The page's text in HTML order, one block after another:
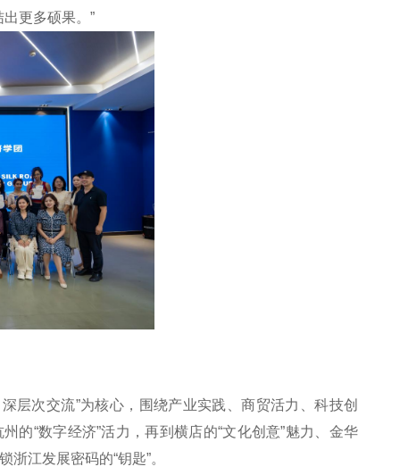
更多硕果。”
层次交流”为核心，围绕产业实践、商贸活力、科技创
的“数字经济”活力，再到横店的“文化创意”魅力、金华
江发展密码的“钥匙”。